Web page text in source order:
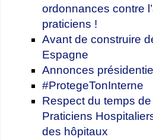
ordonnances contre
praticiens !
Avant de construire
Espagne
Annonces
#ProtegeTonInterne​
Respect du temps
Praticiens
des hôpitaux